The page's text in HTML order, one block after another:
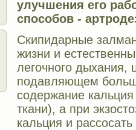
улучшения его
способов -
Скипидарные
жизни и
легочного дыхания,
подавляющем
содержание
ткани), а при
кальция и